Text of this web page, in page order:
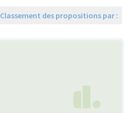
Classement des propositions par :